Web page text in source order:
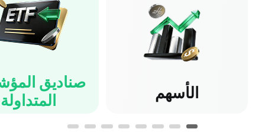
الأسهم
صناديق
المتداولة